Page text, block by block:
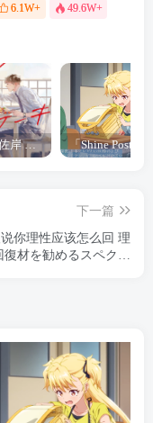
6.1W+ 49.6W+
经典杯子蛋糕 佐岸 漫画「经典杯子蛋糕」宣布真人日剧化
下一篇
你理性应该怎么回 理
復材を勧めるスペクタ